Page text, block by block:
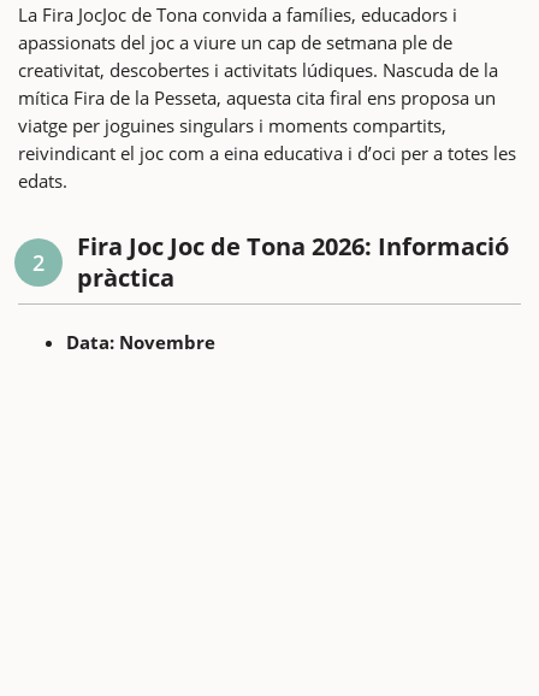
La Fira JocJoc de Tona convida a famílies, educadors i
apassionats del joc a viure un cap de setmana ple de
creativitat, descobertes i activitats lúdiques. Nascuda de la
mítica Fira de la Pesseta, aquesta cita firal ens proposa un
viatge per joguines singulars i moments compartits,
reivindicant el joc com a eina educativa i d’oci per a totes les
edats.
2
Fira Joc Joc de Tona 2026: Informació
pràctica
Data: Novembre